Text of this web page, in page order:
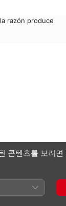
razón produce
콘텐츠를 보려면